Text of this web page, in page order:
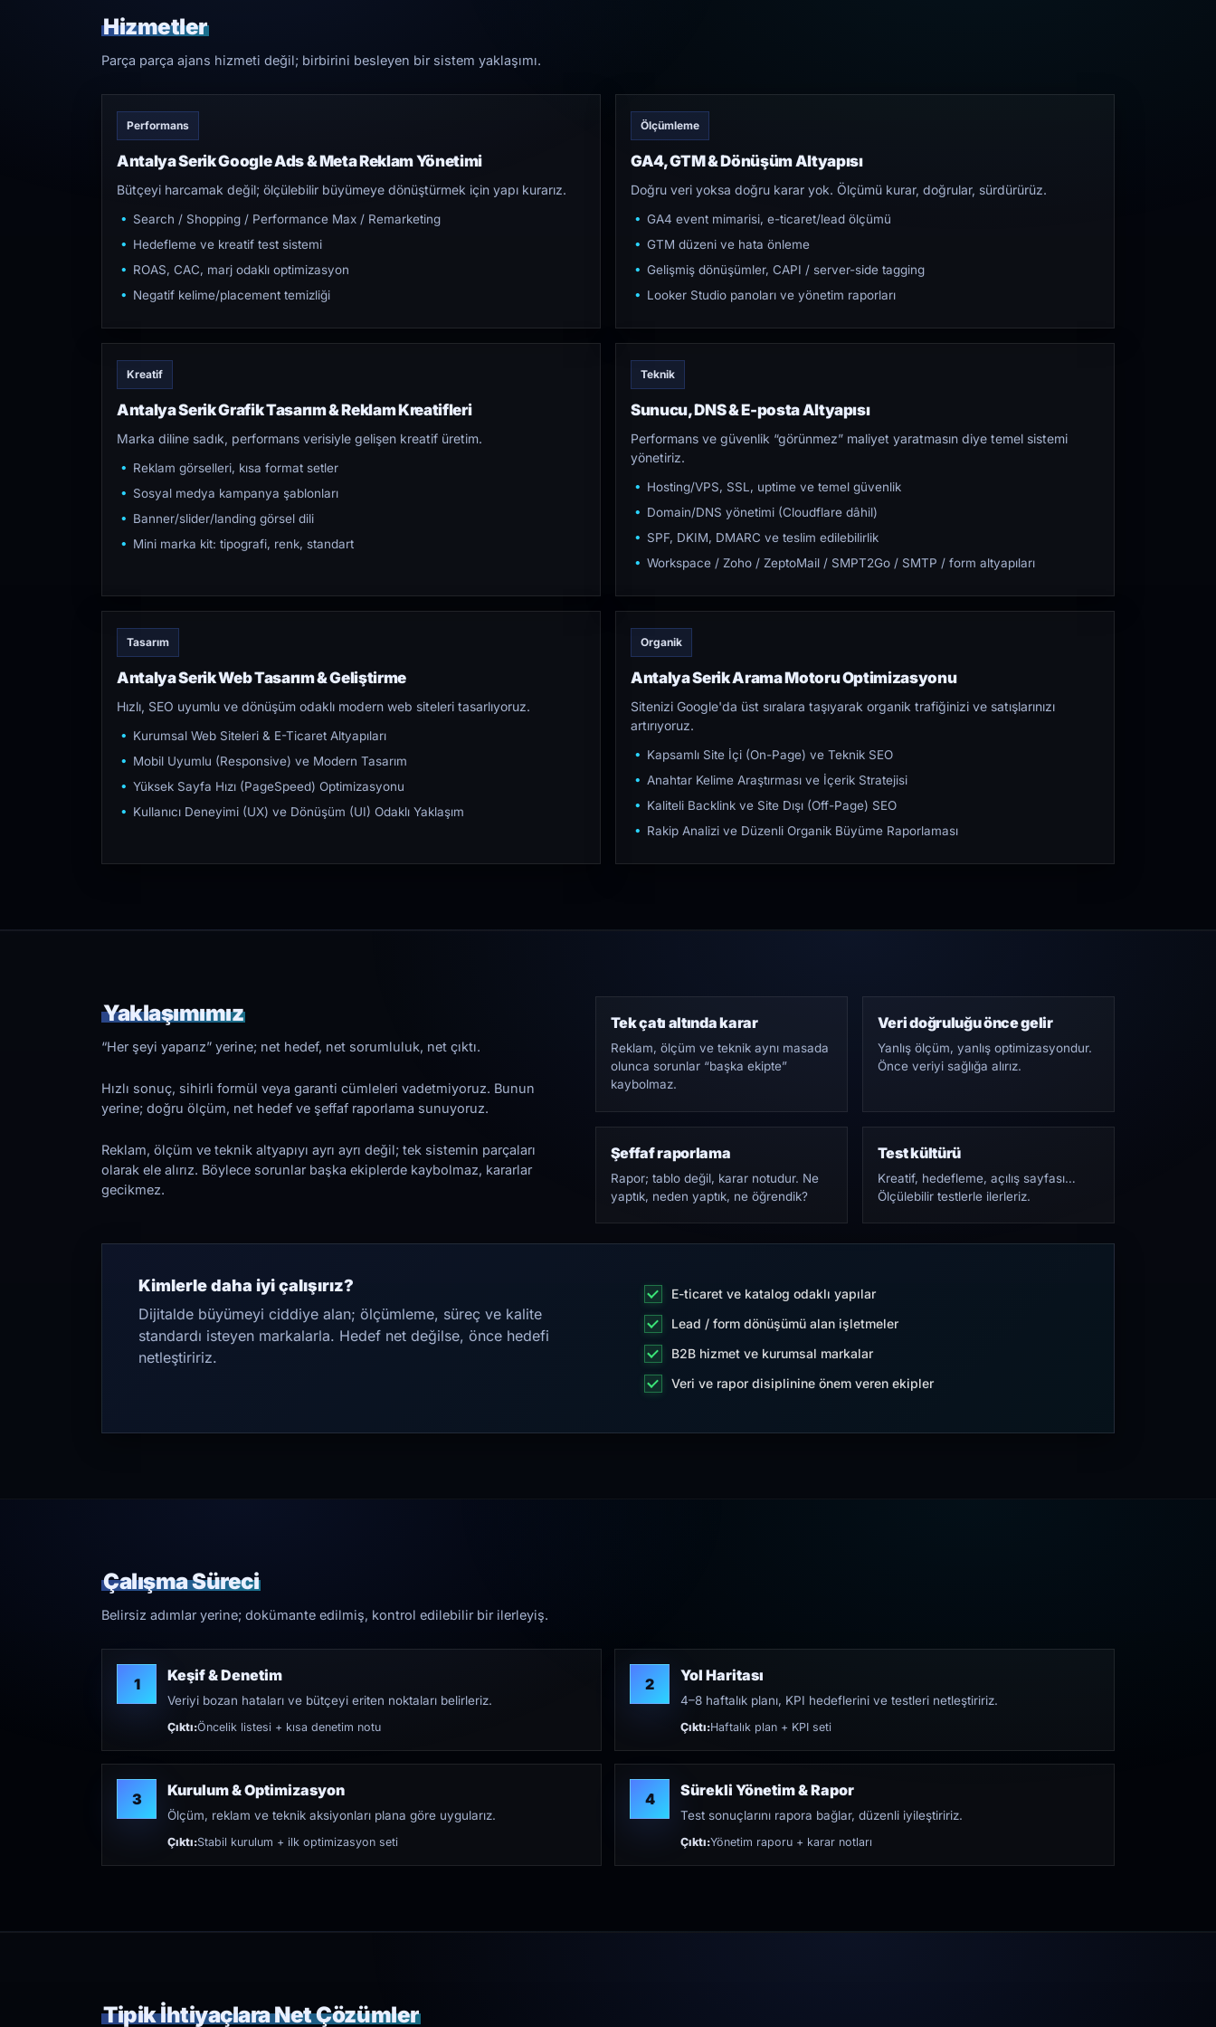
Hizmetler
Parça parça ajans hizmeti değil; birbirini besleyen bir sistem yaklaşımı.
Performans
Antalya Serik Google Ads & Meta Reklam Yönetimi
Bütçeyi harcamak değil; ölçülebilir büyümeye dönüştürmek için yapı kurarız.
Search / Shopping / Performance Max / Remarketing
Hedefleme ve kreatif test sistemi
ROAS, CAC, marj odaklı optimizasyon
Negatif kelime/placement temizliği
Ölçümleme
GA4, GTM & Dönüşüm Altyapısı
Doğru veri yoksa doğru karar yok. Ölçümü kurar, doğrular, sürdürürüz.
GA4 event mimarisi, e-ticaret/lead ölçümü
GTM düzeni ve hata önleme
Gelişmiş dönüşümler, CAPI / server-side tagging
Looker Studio panoları ve yönetim raporları
Kreatif
Antalya Serik Grafik Tasarım & Reklam Kreatifleri
Marka diline sadık, performans verisiyle gelişen kreatif üretim.
Reklam görselleri, kısa format setler
Sosyal medya kampanya şablonları
Banner/slider/landing görsel dili
Mini marka kit: tipografi, renk, standart
Teknik
Sunucu, DNS & E-posta Altyapısı
Performans ve güvenlik “görünmez” maliyet yaratmasın diye temel sistemi
yönetiriz.
Hosting/VPS, SSL, uptime ve temel güvenlik
Domain/DNS yönetimi (Cloudflare dâhil)
SPF, DKIM, DMARC ve teslim edilebilirlik
Workspace / Zoho / ZeptoMail / SMPT2Go / SMTP / form altyapıları
Tasarım
Antalya Serik Web Tasarım & Geliştirme
Hızlı, SEO uyumlu ve dönüşüm odaklı modern web siteleri tasarlıyoruz.
Kurumsal Web Siteleri & E-Ticaret Altyapıları
Mobil Uyumlu (Responsive) ve Modern Tasarım
Yüksek Sayfa Hızı (PageSpeed) Optimizasyonu
Kullanıcı Deneyimi (UX) ve Dönüşüm (UI) Odaklı Yaklaşım
Organik
Antalya Serik Arama Motoru Optimizasyonu
Sitenizi Google'da üst sıralara taşıyarak organik trafiğinizi ve satışlarınızı
artırıyoruz.
Kapsamlı Site İçi (On-Page) ve Teknik SEO
Anahtar Kelime Araştırması ve İçerik Stratejisi
Kaliteli Backlink ve Site Dışı (Off-Page) SEO
Rakip Analizi ve Düzenli Organik Büyüme Raporlaması
Yaklaşımımız
“Her şeyi yaparız” yerine; net hedef, net sorumluluk, net çıktı.
Hızlı sonuç, sihirli formül veya garanti cümleleri vadetmiyoruz. Bunun
yerine; doğru ölçüm, net hedef ve şeffaf raporlama sunuyoruz.
Reklam, ölçüm ve teknik altyapıyı ayrı ayrı değil; tek sistemin parçaları
olarak ele alırız. Böylece sorunlar başka ekiplerde kaybolmaz, kararlar
gecikmez.
Tek çatı altında karar
Reklam, ölçüm ve teknik aynı masada
olunca sorunlar “başka ekipte”
kaybolmaz.
Veri doğruluğu önce gelir
Yanlış ölçüm, yanlış optimizasyondur.
Önce veriyi sağlığa alırız.
Şeffaf raporlama
Rapor; tablo değil, karar notudur. Ne
yaptık, neden yaptık, ne öğrendik?
Test kültürü
Kreatif, hedefleme, açılış sayfası…
Ölçülebilir testlerle ilerleriz.
Kimlerle daha iyi çalışırız?
Dijitalde büyümeyi ciddiye alan; ölçümleme, süreç ve kalite
standardı isteyen markalarla. Hedef net değilse, önce hedefi
netleştiririz.
E-ticaret ve katalog odaklı yapılar
Lead / form dönüşümü alan işletmeler
B2B hizmet ve kurumsal markalar
Veri ve rapor disiplinine önem veren ekipler
Çalışma Süreci
Belirsiz adımlar yerine; dokümante edilmiş, kontrol edilebilir bir ilerleyiş.
1 Keşif & Denetim
Veriyi bozan hataları ve bütçeyi eriten noktaları belirleriz.
Çıktı:Öncelik listesi + kısa denetim notu
2 Yol Haritası
4–8 haftalık planı, KPI hedeflerini ve testleri netleştiririz.
Çıktı:Haftalık plan + KPI seti
3 Kurulum & Optimizasyon
Ölçüm, reklam ve teknik aksiyonları plana göre uygularız.
Çıktı:Stabil kurulum + ilk optimizasyon seti
4 Sürekli Yönetim & Rapor
Test sonuçlarını rapora bağlar, düzenli iyileştiririz.
Çıktı:Yönetim raporu + karar notları
Tipik İhtiyaçlara Net Çözümler